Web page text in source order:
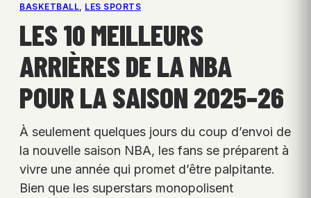
BASKETBALL LES SPORTS
LES 10 MEILLEURS
ARRIÈRES DE LA NBA
POUR LA SAISON 2025–26
À seulement quelques jours du coup d’envoi de
la nouvelle saison NBA, les fans se préparent à
vivre une année qui promet d’être palpitante.
Bien que les superstars monopolisent